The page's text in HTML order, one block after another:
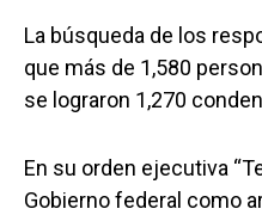
La búsqueda de los
que más de 1,580
se lograron 1,270
En su orden ejecutiva
Gobierno federal como